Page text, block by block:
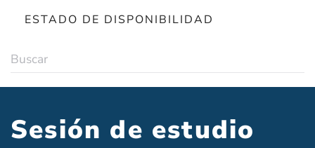
ESTADO DE DISPONIBILIDAD
Sesión de estudio